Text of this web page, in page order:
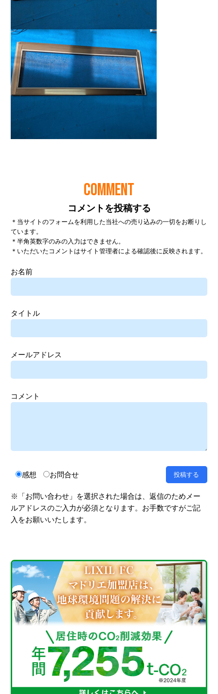
COMMENT
コメントを投稿する
＊当サイトのフォームを利用した当社への売り込みの一切をお断りし
ています。
＊半角英数字のみの入力はできません。
＊いただいたコメントはサイト管理者による確認後に反映されます。
お名前
タイトル
メールアドレス
コメント
感想 お問合せ
※「お問い合わせ」を選択された場合は、返信のためメー
ルアドレスのご入力が必須となります。お手数ですがご記
入をお願いいたします。